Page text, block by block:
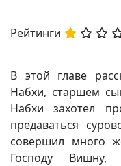
Рейтинги
В этой главе
Набхи, старшем
Набхи захотел
предаваться
совершил много
Господу Вишну,